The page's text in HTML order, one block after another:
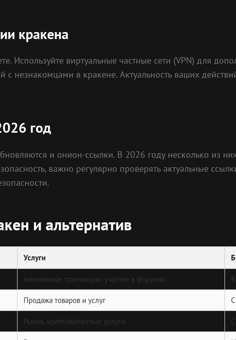
кракена
Используйте виртуальные частные сети (VPN) для
с незнакомцами в кракене. Актуальность ваших
год
и онион-ссылки. В 2026 году несколько из
важно регулярно проверять актуальные
и альтернатив
Услуги
Анонимные транзакции, участие в форумах
Продажа товаров и услуг
Рынок, криптовалютные услуги